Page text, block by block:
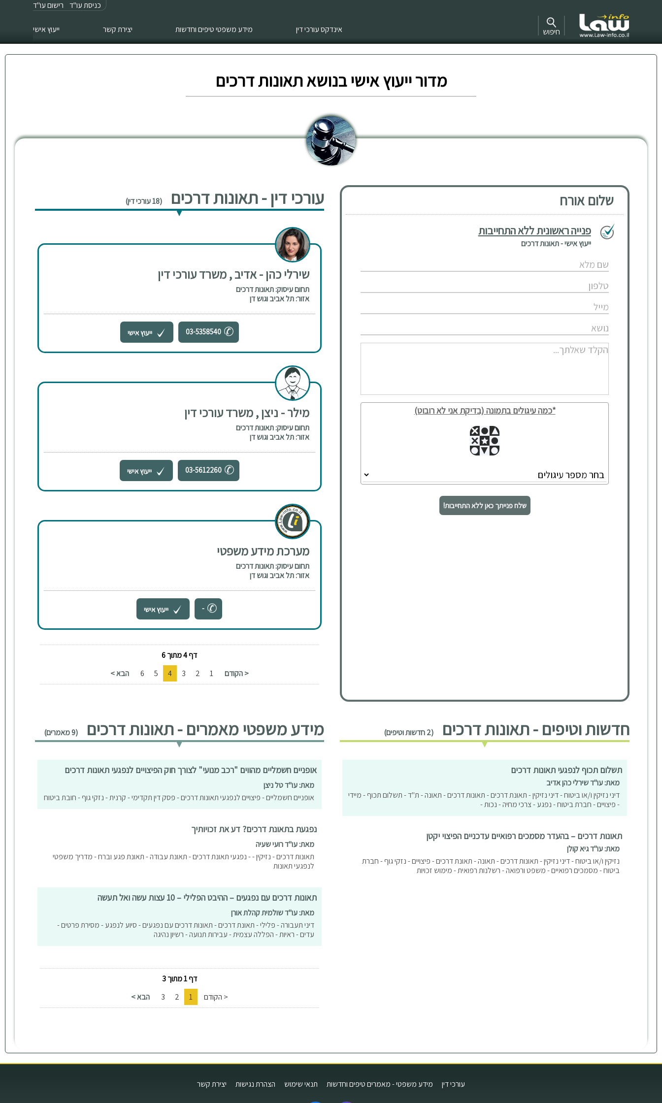
כניסת עו"ד רישום עו"ד
אינדקס עורכי דין מידע משפטי טיפים וחדשות יצירת קשר ייעוץ אישי חיפוש
מדור ייעוץ אישי בנושא תאונות דרכים
שלום אורח
פנייה ראשונית ללא התחייבות
ייעוץ אישי - תאונות דרכים
*כמה עיגולים בתמונה (בדיקת אני לא רובוט)
שלח פנייתך כאן ללא התחייבות!
עורכי דין - תאונות דרכים (18 עורכי דין)
שירלי כהן - אדיב , משרד עורכי דין
תחום עיסוק: תאונות דרכים
אזור: תל אביב וגוש דן
03-5358540 ייעוץ אישי
מילר - ניצן , משרד עורכי דין
תחום עיסוק: תאונות דרכים
אזור: תל אביב וגוש דן
03-5612260 ייעוץ אישי
מערכת מידע משפטי
תחום עיסוק: תאונות דרכים
אזור: תל אביב וגוש דן
- ייעוץ אישי
דף 4 מתוך 6
< הקודם
1
2
3
4
5
6 הבא >
חדשות וטיפים - תאונות דרכים (2 חדשות וטיפים)
תשלום תכוף לנפגעי תאונות דרכים
מאת: עו"ד שירלי כהן אדיב
דיני נזיקין ו/או ביטוח - דיני נזיקין - תאונת דרכים - תאונות דרכים - תאונה - ת"ד - תשלום תכוף - מיידי
- פיצויים - חברת ביטוח - נפגע - צרכי מחיה - נכות -
תאונות דרכים – בהעדר מסמכים רפואיים עדכניים הפיצוי יקטן
מאת: עו"ד גיא קולן
נזיקין ו/או ביטוח - דיני נזיקין - תאונות דרכים - תאונה - תאונת דרכים - פיצויים - נזקי גוף - חברת
ביטוח - מסמכים רפואיים - משפט ורפואה - רשלנות רפואית - מימוש זכויות
מידע משפטי מאמרים - תאונות דרכים (9 מאמרים)
אופניים חשמליים מהווים "רכב מנועי" לצורך חוק הפיצויים לנפגעי תאונות דרכים
מאת: עו"ד טל ניצן
אופניים חשמליים - פיצויים לנפגעי תאונות דרכים - פסק דין תקדימי - קרנית - נזקי גוף - חובת ביטוח
נפגעת בתאונת דרכים? דע את זכויותיך
מאת: עו"ד רועי שעיה
תאונות דרכים - נזיקין - - נפגעי תאונת דרכים - תאונת עבודה - תאונת פגע וברח - מדריך משפטי
לנפגעי תאונות
תאונות דרכים עם נפגעים – ההיבט הפלילי – 10 עצות עשה ואל תעשה
מאת: עו"ד שולמית קהלת אורן
דיני תעבורה - פלילי - תאונת דרכים - תאונות דרכים עם נפגעים - סיוע לנפגע - מסירת פרטים -
עדים - ראיות - הפללה עצמית - עבירות תנועה - רשיון נהיגה
דף 1 מתוך 3
< הקודם
1
2
3 הבא >
עורכי דין מידע משפטי - מאמרים טיפים וחדשות תנאי שימוש הצהרת נגישות יצירת קשר